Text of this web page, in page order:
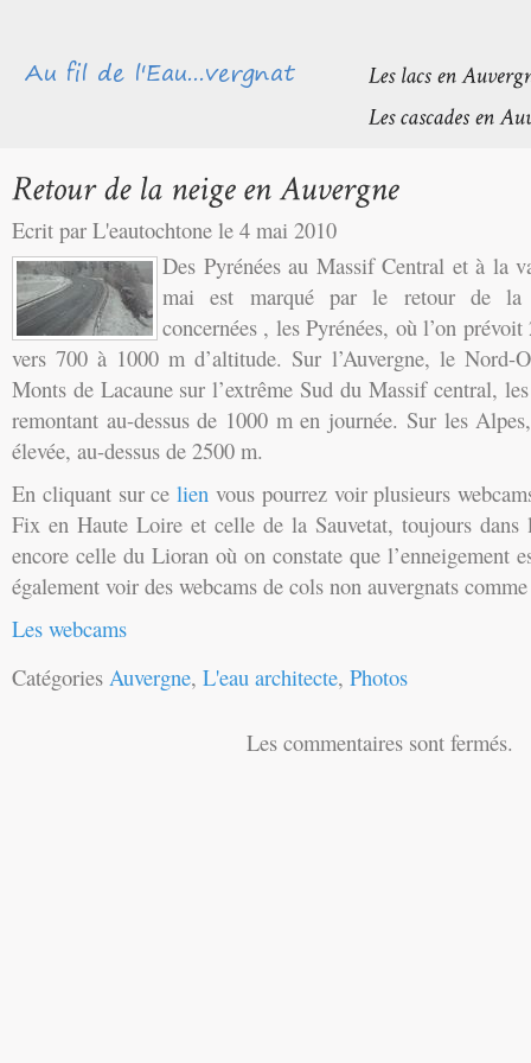
Ecrit par L'eautochtone le 4 mai 2010
Des Pyrénées au Massif Central et à la
mai est marqué par le retour de la
concernées , les Pyrénées, où l’on
vers 700 à 1000 m d’altitude. Sur l’Auvergne, le Nord-
Monts de Lacaune sur l’extrême Sud du Massif central,
remontant au-dessus de 1000 m en journée. Sur les
élevée, au-dessus de 2500 m.
En cliquant sur celien vous pourrez voir plusieurs
Fix en Haute Loire et celle de la Sauvetat, toujours dans
encore celle du Lioran où on constate que l’enneigement
également voir des webcams de cols non auvergnats
Les webcams
Catégories Auvergne, L'eau architecte, Photos
Les commentaires sont fermés.